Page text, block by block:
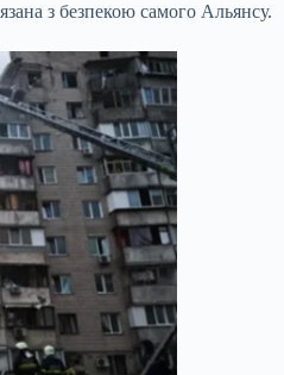
з безпекою самого Альянсу.